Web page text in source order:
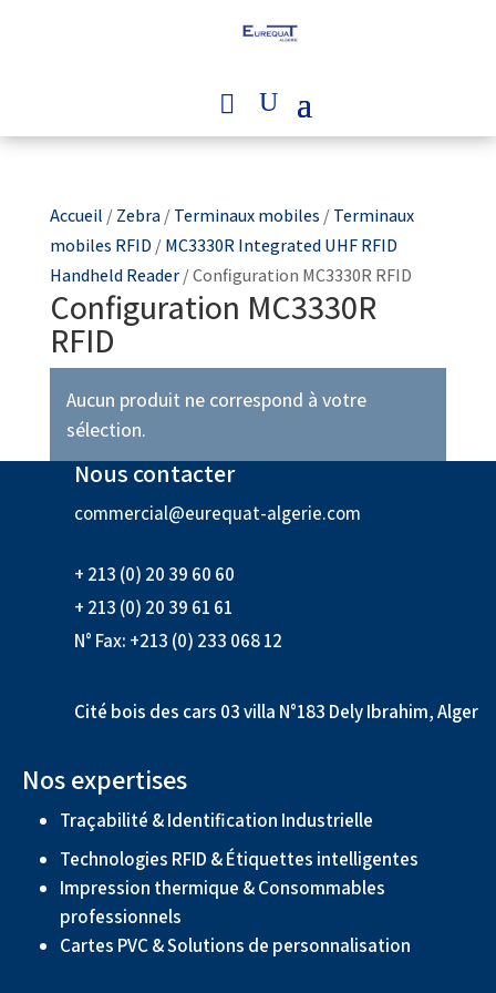
Accueil /Zebra/Terminaux mobiles /Terminaux
mobiles RFID/MC3330R Integrated UHF RFID
Handheld Reader/ Configuration MC3330R RFID
Configuration MC3330R
RFID
Aucun produit ne correspond à votre
sélection.
Nous contacter
commercial@eurequat-algerie.com
+ 213 (0) 20 39 60 60
+ 213 (0) 20 39 61 61
N° Fax: +213 (0) 233 068 12
Cité bois des cars 03 villa N°183 Dely Ibrahim, Alger
Nos expertises
Traçabilité & Identification Industrielle
Technologies RFID & Étiquettes intelligentes
Impression thermique & Consommables
professionnels
Cartes PVC & Solutions de personnalisation